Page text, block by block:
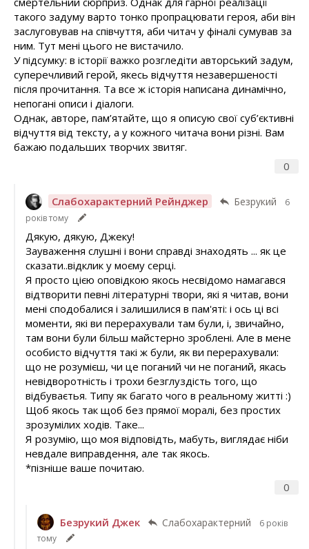
0
такого задуму варто тонко пропрацювати героя, аби він
заслуговував на співчуття, аби читач у фіналі сумував за
ним. Тут мені цього не вистачило.
У підсумку: в історії важко розгледіти авторський задум,
суперечливий герой, якесь відчуття незавершеності
після прочитання. Та все ж історія написана динамічно,
непогані описи і діалоги.
Однак, авторе, пам’ятайте, що я описую свої суб’єктивні
відчуття від тексту, а у кожного читача вони різні. Вам
бажаю подальших творчих звитяг.
Слабохарактерний Рейнджер Безрукий
6
років тому
0
Дякую, дякую, Джеку!
Зауваження слушні і вони справді знаходять ... як це
сказати..відклик у моєму серці.
Я просто цією оповідкою якось несвідомо намагався
відтворити певні літературні твори, які я читав, вони
мені сподобалися і залишилися в пам'яті: і ось ці всі
моменти, які ви перерахували там були, і, звичайно,
там вони були більш майстерно зроблені. Але в мене
особисто відчуття такі ж були, як ви перерахували:
що не розумієш, чи це поганий чи не поганий, якась
невідворотність і трохи безглуздість того, що
відбуваєтья. Типу як багато чого в реальному житті :)
Щоб якось так щоб без прямої моралі, без простих
зрозумілих ходів. Таке...
Я розумію, що моя відповідть, мабуть, виглядає ніби
невдале виправдення, але так якось.
*пізніше ваше почитаю.
Безрукий Джек Слабохарактерний
6 років
тому